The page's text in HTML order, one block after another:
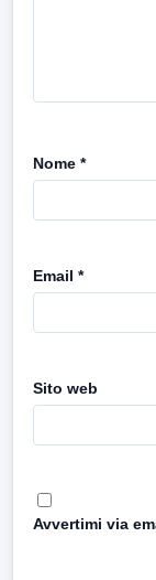
Nome *
Email *
Sito web
Avvertimi via